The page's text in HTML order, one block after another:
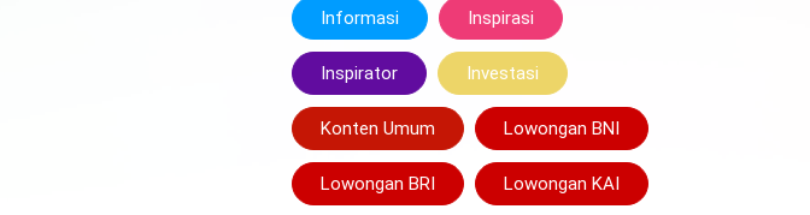
Informasi Inspirasi
Inspirator Investasi
Konten Umum Lowongan BNI
Lowongan BRI Lowongan KAI